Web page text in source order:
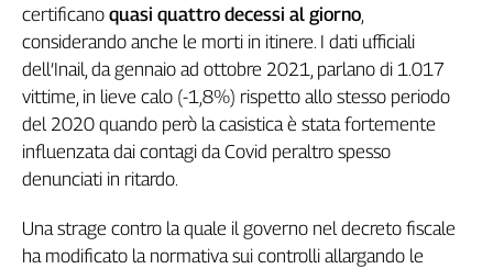
Caaf
Speciali
G8
di
Genova,
il
della
ragione
certificano quasi quattro decessi al giorno,
considerando anche le morti in itinere. I dati ufficiali
dell’Inail, da gennaio ad ottobre 2021, parlano di 1.017
vittime, in lieve calo (-1,8%) rispetto allo stesso periodo
del 2020 quando però la casistica è stata fortemente
influenzata dai contagi da Covid peraltro spesso
denunciati in ritardo.
Una strage contro la quale il governo nel decreto fiscale
ha modificato la normativa sui controlli allargando le